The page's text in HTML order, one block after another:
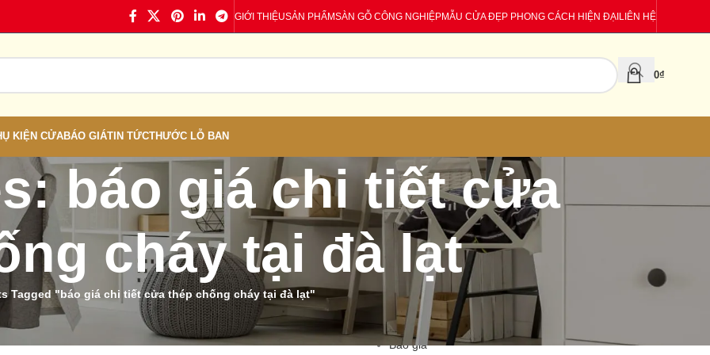
GIỚI THIỆUSẢN PHẨMSÀN GỖ CÔNG NGHIỆPMẪU CỬA ĐẸP PHONG CÁCH HIỆN ĐẠILIÊN HỆ
0₫
KIỆN CỬABÁO GIÁTIN TỨCTHƯỚC LỖ BAN
báo giá chi tiết cửa
cháy tại đà lạt
Tagged "báo giá chi tiết cửa thép chống cháy tại đà lạt"
CATEGORIES
Báo giá